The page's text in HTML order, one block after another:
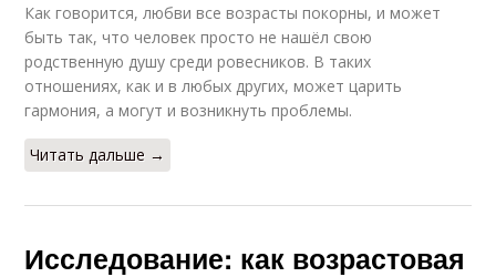
Как говорится, любви все возрасты покорны, и может
быть так, что человек просто не нашёл свою
родственную душу среди ровесников. В таких
отношениях, как и в любых других, может царить
гармония, а могут и возникнуть проблемы.
Читать дальше →
Исследование: как возрастовая